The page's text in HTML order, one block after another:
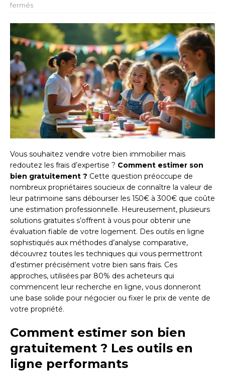
fermés
Vous souhaitez vendre votre bien immobilier mais
redoutez les frais d’expertise ? Comment estimer son
bien gratuitement ? Cette question préoccupe de
nombreux propriétaires soucieux de connaître la valeur de
leur patrimoine sans débourser les 150€ à 300€ que coûte
une estimation professionnelle. Heureusement, plusieurs
solutions gratuites s’offrent à vous pour obtenir une
évaluation fiable de votre logement. Des outils en ligne
sophistiqués aux méthodes d’analyse comparative,
découvrez toutes les techniques qui vous permettront
d’estimer précisément votre bien sans frais. Ces
approches, utilisées par 80% des acheteurs qui
commencent leur recherche en ligne, vous donneront
une base solide pour négocier ou fixer le prix de vente de
votre propriété.
Comment estimer son bien
gratuitement ? Les outils en
ligne performants